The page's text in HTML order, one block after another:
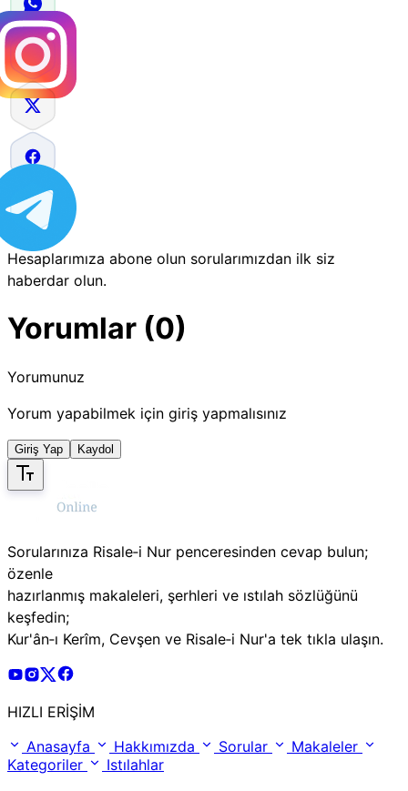
Hesaplarımıza abone olun sorularımızdan ilk siz
haberdar olun.
Yorumlar (0)
Yorumunuz
Yorum yapabilmek için giriş yapmalısınız
Giriş Yap Kaydol
Sorularınıza Risale‑i Nur penceresinden cevap bulun;
özenle
hazırlanmış makaleleri, şerhleri ve ıstılah sözlüğünü
keşfedin;
Kur'ân‑ı Kerîm, Cevşen ve Risale‑i Nur'a tek tıkla ulaşın.
Risale Online Youtube Hesabı
Risale Online Instagram Hesabı
Risale Online X Hesabı
HIZLI ERİŞİM
Anasayfa
Hakkımızda Sorular
Makaleler
Kategoriler
Istılahlar